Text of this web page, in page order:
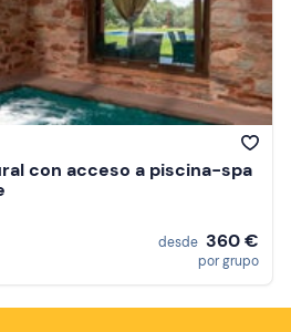
con acceso a piscina-spa
desde 360 €
por grupo